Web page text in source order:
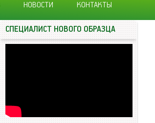
НОВОСТИ КОНТАКТЫ
СПЕЦИАЛИСТ НОВОГО ОБРАЗЦА